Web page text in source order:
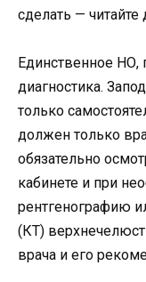
сделать — читайте
Единственное НО,
диагностика.
только
должен только
обязательно
кабинете и при
рентгенографию
(КТ)
врача и его